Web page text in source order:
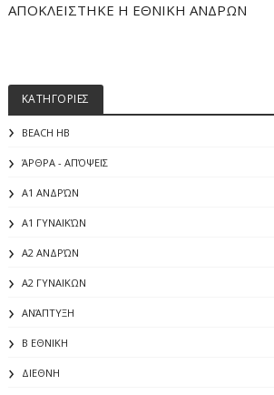
ΑΠΟΚΛΕΙΣΤΗΚΕ Η ΕΘΝΙΚΗ ΑΝΔΡΩΝ
ΚΑΤΗΓΟΡΙΕΣ
BEACH HB
ΆΡΘΡΑ - ΑΠΌΨΕΙΣ
Α1 ΑΝΔΡΏΝ
Α1 ΓΥΝΑΙΚΏΝ
Α2 ΑΝΔΡΏΝ
Α2 ΓΥΝΑΙΚΩΝ
ΑΝΆΠΤΥΞΗ
Β ΕΘΝΙΚΗ
ΔΙΕΘΝΗ